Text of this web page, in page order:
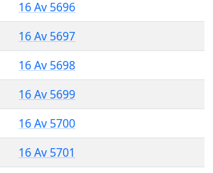
16 Av 5696
16 Av 5697
16 Av 5698
16 Av 5699
16 Av 5700
16 Av 5701